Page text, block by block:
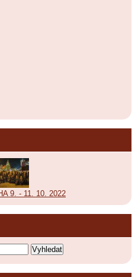
9. - 11. 10. 2022